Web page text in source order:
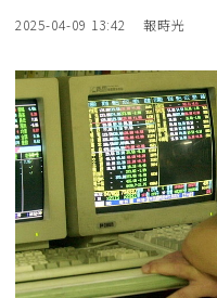
2025-04-09 13:42 報時光